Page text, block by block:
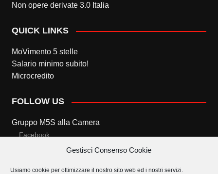
Gestisci Consenso Cookie
Usiamo cookie per ottimizzare il nostro sito web ed i nostri servizi.
Non opere derivate 3.0 Italia
QUICK LINKS
MoVimento 5 stelle
Salario minimo subito!
Microcredito
FOLLOW US
Gruppo M5S alla Camera
Facebook